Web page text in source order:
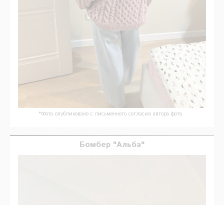
*Фото опубликовано с письменного согласия автора фото.
Бомбер "Альба"